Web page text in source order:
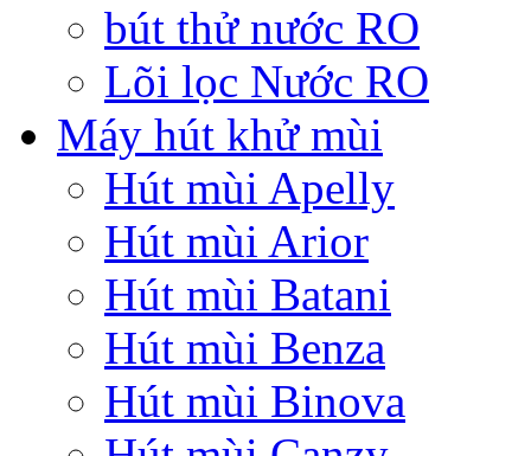
bút thử nước RO
Lõi lọc Nước RO
Máy hút khử mùi
Hút mùi Apelly
Hút mùi Arior
Hút mùi Batani
Hút mùi Benza
Hút mùi Binova